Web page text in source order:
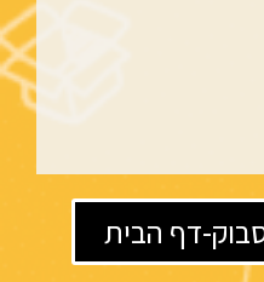
דף הבית